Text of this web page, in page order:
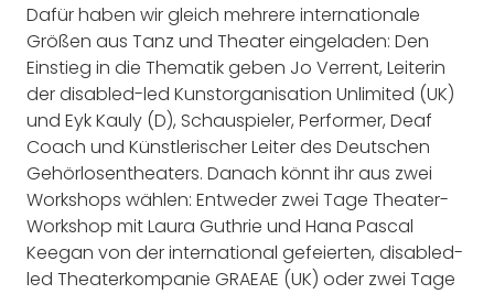
Dafür haben wir gleich mehrere internationale
Größen aus Tanz und Theater eingeladen: Den
Einstieg in die Thematik geben Jo Verrent, Leiterin
der disabled-led Kunstorganisation Unlimited (UK)
und Eyk Kauly (D), Schauspieler, Performer, Deaf
Coach und Künstlerischer Leiter des Deutschen
Gehörlosentheaters. Danach könnt ihr aus zwei
Workshops wählen: Entweder zwei Tage Theater-
Workshop mit Laura Guthrie und Hana Pascal
Keegan von der international gefeierten, disabled-
led Theaterkompanie GRAEAE (UK) oder zwei Tage